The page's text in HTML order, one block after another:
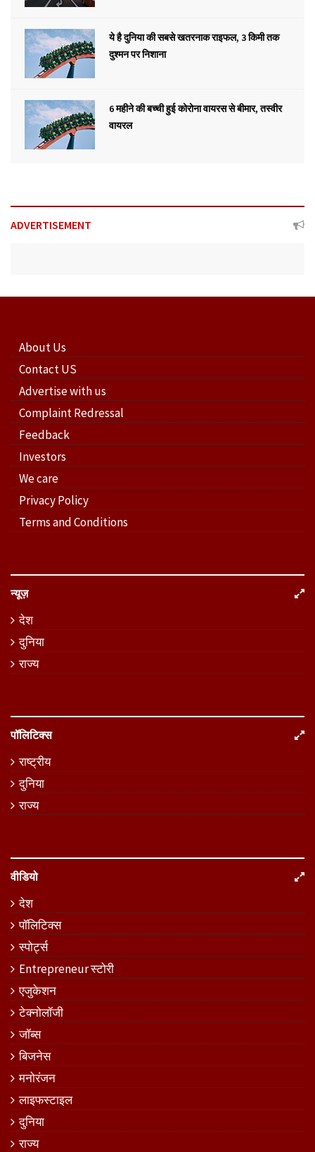
ये है दुनिया की सबसे खतरनाक राइफल, 3 किमी तक
दुश्मन पर निशाना
6 महीने की बच्ची हुई कोरोना वायरस से बीमार, तस्वीर
वायरल
ADVERTISEMENT
About Us
Contact US
Advertise with us
Complaint Redressal
Feedback
Investors
We care
Privacy Policy
Terms and Conditions
न्यूज़
देश
दुनिया
राज्य
पॉलिटिक्स
राष्ट्रीय
दुनिया
राज्य
वीडियो
देश
पॉलिटिक्स
स्पोर्ट्स
Entrepreneur स्टोरी
एजुकेशन
टेक्नोलॉजी
जॉब्स
बिजनेस
मनोरंजन
लाइफस्टाइल
दुनिया
राज्य